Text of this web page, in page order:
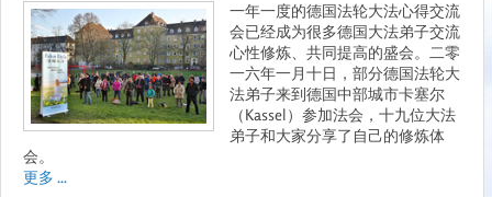
一年一度的德国法轮大法心得交流
会已经成为很多德国大法弟子交流
心性修炼、共同提高的盛会。二零
一六年一月十日，部分德国法轮大
法弟子来到德国中部城市卡塞尔
（Kassel）参加法会，十九位大法
弟子和大家分享了自己的修炼体
会。
更多 ...